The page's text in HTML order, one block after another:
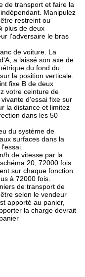
de transport et faire la
Manipulez
restreint ou
plus de deux
l'adversaire le bras
de voiture. La
a laissé son axe de
du fond du
la position verticale.
fixe B de deux
votre ceinture de
d'essai fixe sur
la distance et limitez
dans les 50
du système de
surfaces dans la
h de vitesse par la
20, 72000 fois.
sur chaque fonction
à 72000 fois.
de transport de
selon le vendeur
apporté au panier,
la charge devrait